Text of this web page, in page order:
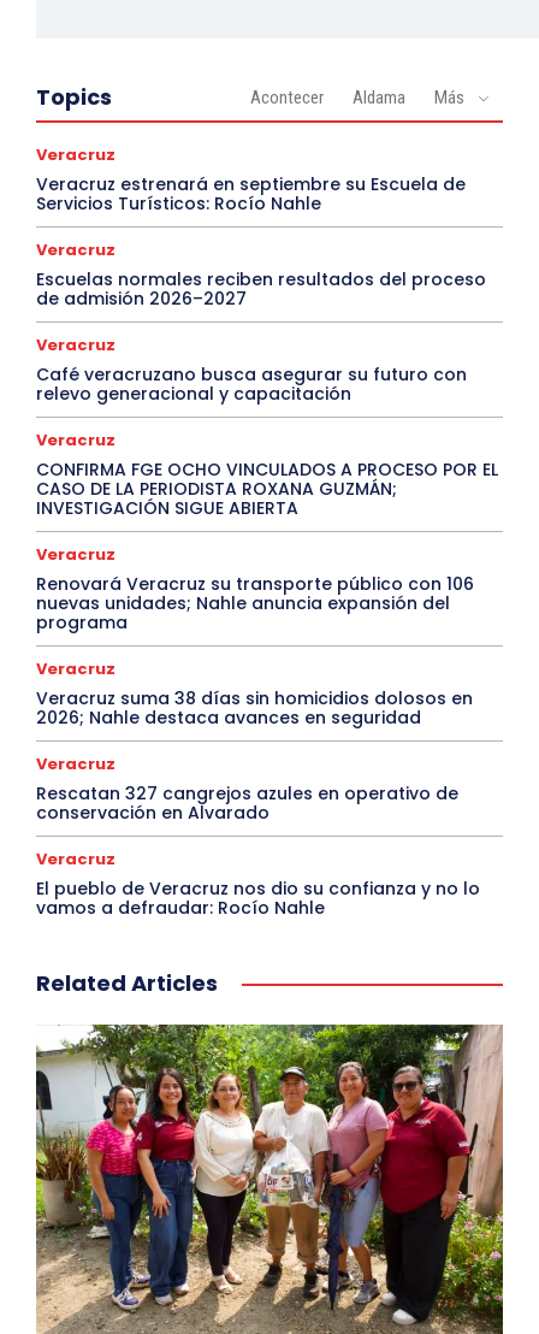
Topics Acontecer Aldama Más
Veracruz
Veracruz estrenará en septiembre su Escuela de
Servicios Turísticos: Rocío Nahle
Veracruz
Escuelas normales reciben resultados del proceso
de admisión 2026–2027
Veracruz
Café veracruzano busca asegurar su futuro con
relevo generacional y capacitación
Veracruz
CONFIRMA FGE OCHO VINCULADOS A PROCESO POR EL
CASO DE LA PERIODISTA ROXANA GUZMÁN;
INVESTIGACIÓN SIGUE ABIERTA
Veracruz
Renovará Veracruz su transporte público con 106
nuevas unidades; Nahle anuncia expansión del
programa
Veracruz
Veracruz suma 38 días sin homicidios dolosos en
2026; Nahle destaca avances en seguridad
Veracruz
Rescatan 327 cangrejos azules en operativo de
conservación en Alvarado
Veracruz
El pueblo de Veracruz nos dio su confianza y no lo
vamos a defraudar: Rocío Nahle
Related Articles